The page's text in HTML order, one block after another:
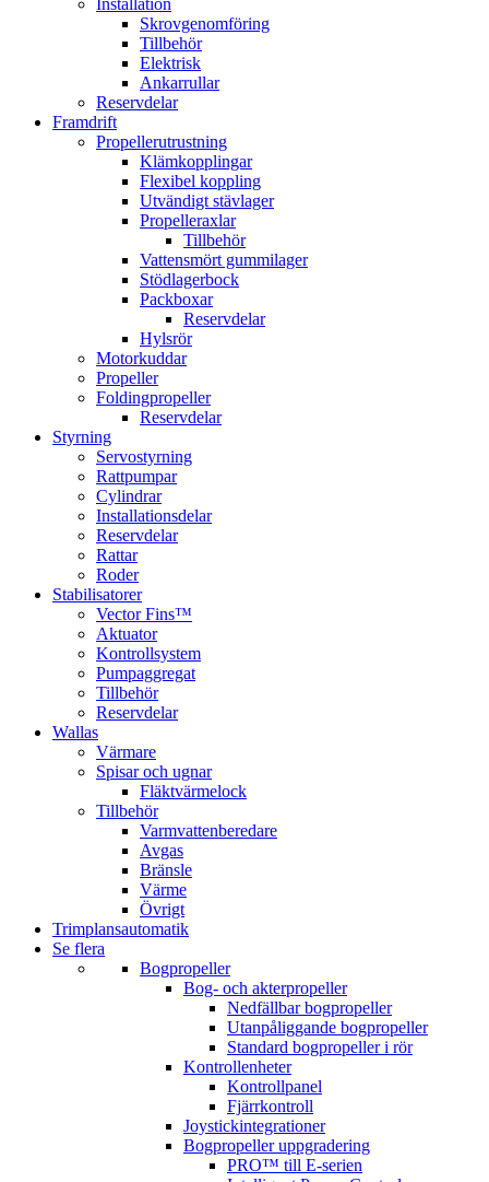
Installation
Skrovgenomföring
Tillbehör
Elektrisk
Ankarrullar
Reservdelar
Framdrift
Propellerutrustning
Klämkopplingar
Flexibel koppling
Utvändigt stävlager
Propelleraxlar
Tillbehör
Vattensmört gummilager
Stödlagerbock
Packboxar
Reservdelar
Hylsrör
Motorkuddar
Propeller
Foldingpropeller
Reservdelar
Styrning
Servostyrning
Rattpumpar
Cylindrar
Installationsdelar
Reservdelar
Rattar
Roder
Stabilisatorer
Vector Fins™
Aktuator
Kontrollsystem
Pumpaggregat
Tillbehör
Reservdelar
Wallas
Värmare
Spisar och ugnar
Fläktvärmelock
Tillbehör
Varmvattenberedare
Avgas
Bränsle
Värme
Övrigt
Trimplansautomatik
Se flera
Bogpropeller
Bog- och akterpropeller
Nedfällbar bogpropeller
Utanpåliggande bogpropeller
Standard bogpropeller i rör
Kontrollenheter
Kontrollpanel
Fjärrkontroll
Joystickintegrationer
Bogpropeller uppgradering
PRO™ till E-serien